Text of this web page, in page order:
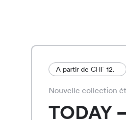
A partir de CHF 12.–
Nouvelle collection
TODAY